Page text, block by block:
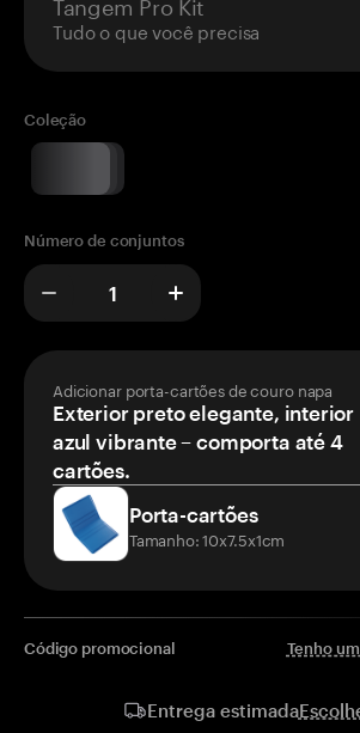
Tudo o que você precisa
Coleção
Número de conjuntos
Adicionar porta-cartões de couro napa
Exterior preto elegante, interior
azul vibrante – comporta até 4
cartões.
Porta-cartões
Tamanho: 10x7.5x1cm
Código promocional Tenho
Entrega estimada